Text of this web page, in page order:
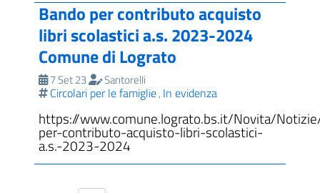
Bando per contributo acquisto
libri scolastici a.s. 2023-2024
Comune di Lograto
7 Set 23 Santorelli
Circolari per le famiglie, In evidenza
https://www.comune.lograto.bs.it/Novita/
per-contributo-acquisto-libri-scolastici-
a.s.-2023-2024